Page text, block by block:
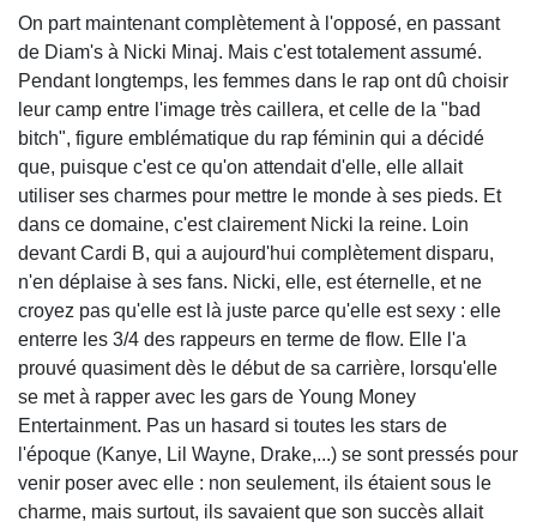
On part maintenant complètement à l'opposé, en passant
de Diam's à Nicki Minaj. Mais c'est totalement assumé.
Pendant longtemps, les femmes dans le rap ont dû choisir
leur camp entre l'image très caillera, et celle de la "bad
bitch", figure emblématique du rap féminin qui a décidé
que, puisque c'est ce qu'on attendait d'elle, elle allait
utiliser ses charmes pour mettre le monde à ses pieds. Et
dans ce domaine, c'est clairement Nicki la reine. Loin
devant Cardi B, qui a aujourd'hui complètement disparu,
n'en déplaise à ses fans. Nicki, elle, est éternelle, et ne
croyez pas qu'elle est là juste parce qu'elle est sexy : elle
enterre les 3/4 des rappeurs en terme de flow. Elle l'a
prouvé quasiment dès le début de sa carrière, lorsqu'elle
se met à rapper avec les gars de Young Money
Entertainment. Pas un hasard si toutes les stars de
l'époque (Kanye, Lil Wayne, Drake,...) se sont pressés pour
venir poser avec elle : non seulement, ils étaient sous le
charme, mais surtout, ils savaient que son succès allait